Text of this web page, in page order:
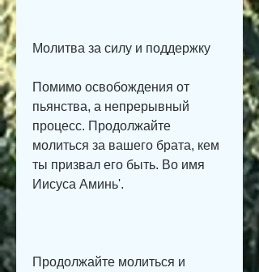
Молитва за силу и поддержку
Помимо освобождения от
пьянства, а непрерывный
процесс. Продолжайте
молиться за вашего брата, кем
ты призвал его быть. Во имя
Иисуса Аминь'.
Продолжайте молиться и